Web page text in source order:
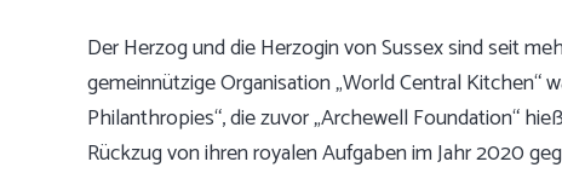
Der Herzog und die Herzogin von Sussex sind seit
gemeinnützige Organisation „World Central Kitchen“
Philanthropies“, die zuvor „Archewell Foundation“
Rückzug von ihren royalen Aufgaben im Jahr 2020